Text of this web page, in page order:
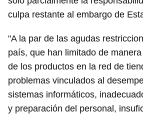
culpa restante al embargo de
"A la par de las agudas
país, que han limitado de
de los productos en la red de
problemas vinculados al
sistemas informáticos,
y preparación del personal,